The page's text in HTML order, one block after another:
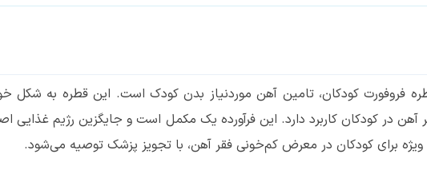
فروفورت کودکان، تامین آهن موردنیاز بدن کودک است. این قطره به شکل
در کودکان کاربرد دارد. این فرآورده یک مکمل است و جایگزین رژیم غذایی
ویژه برای کودکان در معرض کم‌خونی فقر آهن، با تجویز پزشک توصیه می‌شود.